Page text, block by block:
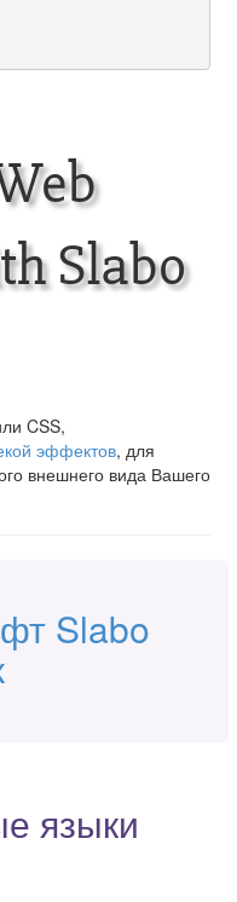
Slabo
CSS,
эффектов, для
внешнего вида Вашего
Slabo
языки